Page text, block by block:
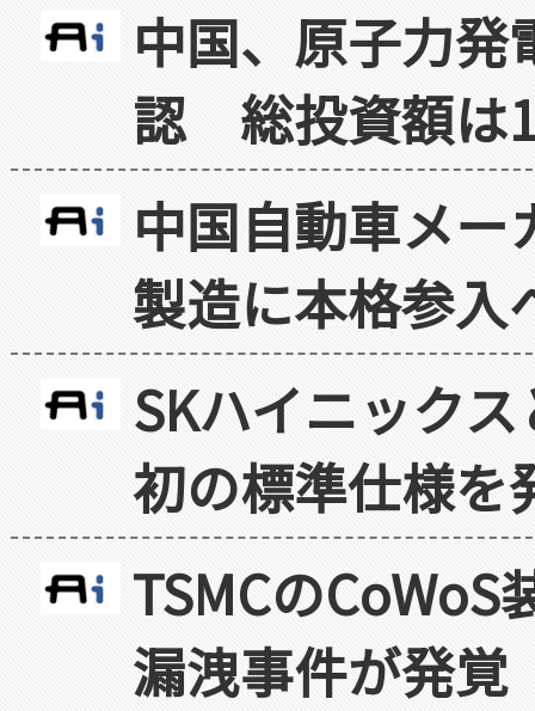
中国、原子力
認 総投資額は
中国自動車メ
製造に本格参入
SKハイニック
初の標準仕様を
TSMCの
漏洩事件が発覚